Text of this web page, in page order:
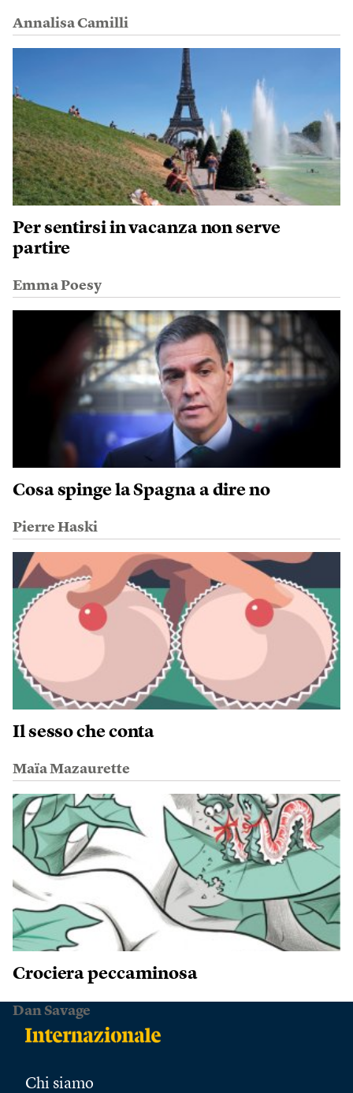
Annalisa Camilli
Per sentirsi in vacanza non serve
partire
Emma Poesy
Cosa spinge la Spagna a dire no
Pierre Haski
Il sesso che conta
Maïa Mazaurette
Crociera peccaminosa
Dan Savage
Chi siamo